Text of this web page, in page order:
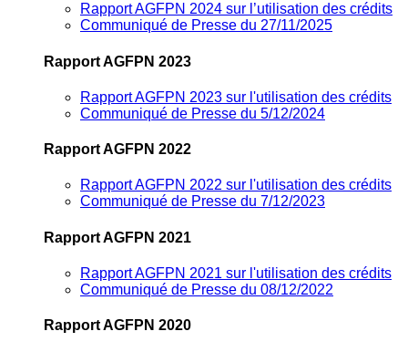
Rapport AGFPN 2024 sur l’utilisation des crédits
Communiqué de Presse du 27/11/2025
Rapport AGFPN 2023
Rapport AGFPN 2023 sur l'utilisation des crédits
Communiqué de Presse du 5/12/2024
Rapport AGFPN 2022
Rapport AGFPN 2022 sur l'utilisation des crédits
Communiqué de Presse du 7/12/2023
Rapport AGFPN 2021
Rapport AGFPN 2021 sur l'utilisation des crédits
Communiqué de Presse du 08/12/2022
Rapport AGFPN 2020